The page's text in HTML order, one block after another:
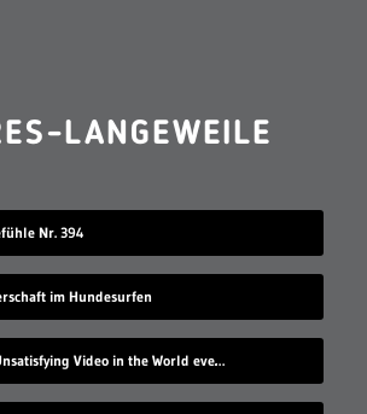
LANGEWEILE
Nr. 394
im Hundesurfen
The Most Unsatisfying Video in the World ever made – part 2